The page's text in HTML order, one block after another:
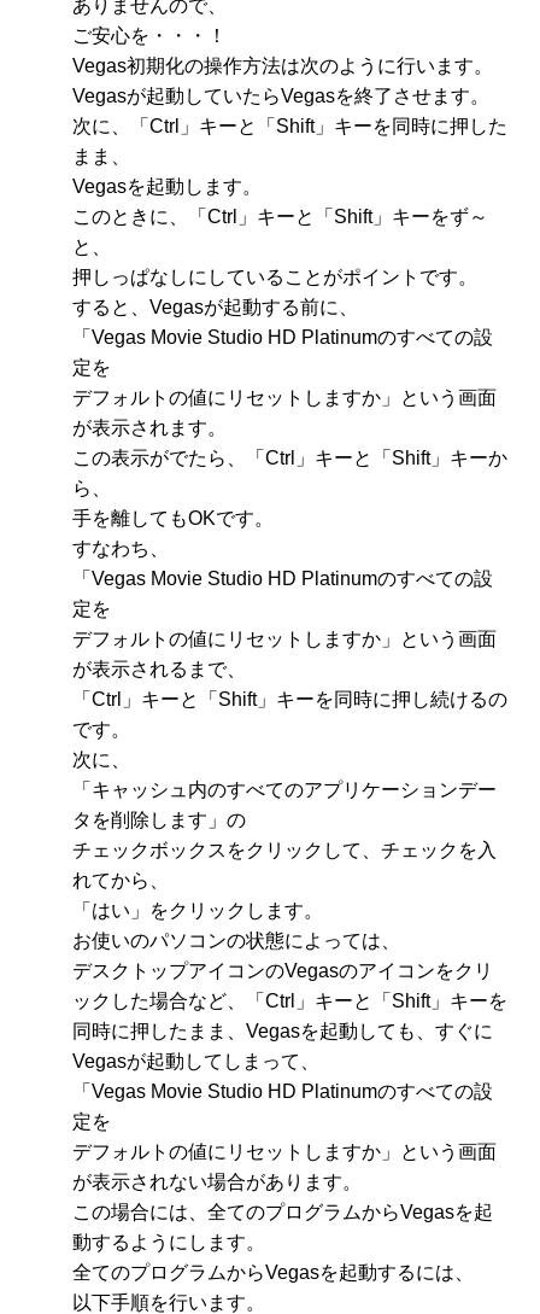
ありませんので、
ご安心を・・・！
Vegas初期化の操作方法は次のように行います。
Vegasが起動していたらVegasを終了させます。
次に、「Ctrl」キーと「Shift」キーを同時に押した
まま、
Vegasを起動します。
このときに、「Ctrl」キーと「Shift」キーをず～
と、
押しっぱなしにしていることがポイントです。
すると、Vegasが起動する前に、
「Vegas Movie Studio HD Platinumのすべての設
定を
デフォルトの値にリセットしますか」という画面
が表示されます。
この表示がでたら、「Ctrl」キーと「Shift」キーか
ら、
手を離してもOKです。
すなわち、
「Vegas Movie Studio HD Platinumのすべての設
定を
デフォルトの値にリセットしますか」という画面
が表示されるまで、
「Ctrl」キーと「Shift」キーを同時に押し続けるの
です。
次に、
「キャッシュ内のすべてのアプリケーションデー
タを削除します」の
チェックボックスをクリックして、チェックを入
れてから、
「はい」をクリックします。
お使いのパソコンの状態によっては、
デスクトップアイコンのVegasのアイコンをクリ
ックした場合など、「Ctrl」キーと「Shift」キーを
同時に押したまま、Vegasを起動しても、すぐに
Vegasが起動してしまって、
「Vegas Movie Studio HD Platinumのすべての設
定を
デフォルトの値にリセットしますか」という画面
が表示されない場合があります。
この場合には、全てのプログラムからVegasを起
動するようにします。
全てのプログラムからVegasを起動するには、
以下手順を行います。